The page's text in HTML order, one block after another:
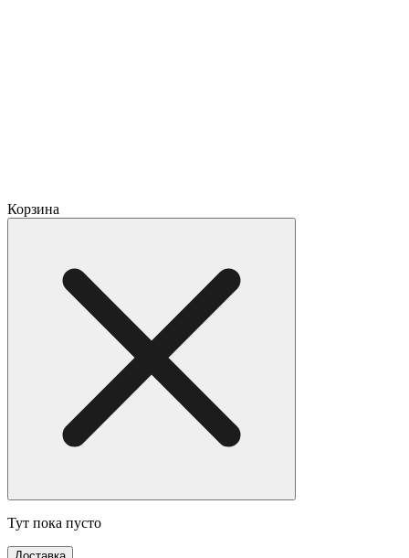
Корзина
Тут пока пусто